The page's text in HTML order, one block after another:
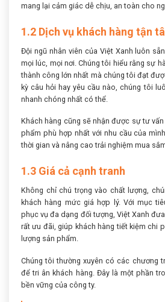
mang lại cảm giác dễ chịu, an toàn cho
1.2 Dịch vụ khách hàng tận
Đội ngũ nhân viên của Việt Xanh luôn
mọi lúc, mọi nơi. Chúng tôi hiểu rằng sự
thành công lớn nhất mà chúng tôi đạt
kỳ câu hỏi hay yêu cầu nào, chúng tôi
nhanh chóng nhất có thể.
Khách hàng cũng sẽ nhận được sự tư
phẩm phù hợp nhất với nhu cầu của
thời gian và nâng cao trải nghiệm mua
1.3 Giá cả cạnh tranh
Không chỉ chú trọng vào chất lượng,
khách hàng mức giá hợp lý. Với mục
phục vụ đa dạng đối tượng, Việt Xanh
rất ưu đãi, giúp khách hàng tiết kiệm chi
lượng sản phẩm.
Chúng tôi thường xuyên có các chương
để tri ân khách hàng. Đây là một phần
bền vững của công ty.